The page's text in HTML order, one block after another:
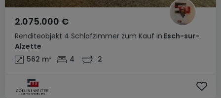
Renditeobjekt 4 Schlafzimmer zum Kauf in Esch-sur-
Alzette
2.075.000 €
562 m² 4 2